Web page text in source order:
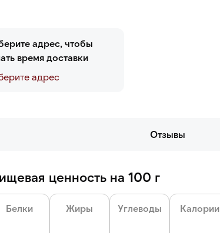
адрес, чтобы
время доставки
адреc
Отзывы
ценность на 100 г
Белки Жиры Углеводы Калории